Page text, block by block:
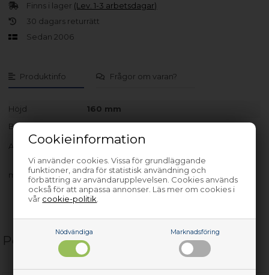
Cookieinformation
Vi använder cookies. Vissa för grundläggande
funktioner, andra för statistisk användning och
förbättring av användarupplevelsen. Cookies används
också för att anpassa annonser. Läs mer om cookies i
vår cookie-politik
Nödvändiga Marknadsföring
Produktinfo Frågor om varan?
Höjd
160 mm
Bredd
ATSZ1620AA - 759991548150
med flera…
Finns i lager (Lev. 1-3 arbetsdagar)
30 dagars returrätt
Sedan 2006
Populära relaterade produkter